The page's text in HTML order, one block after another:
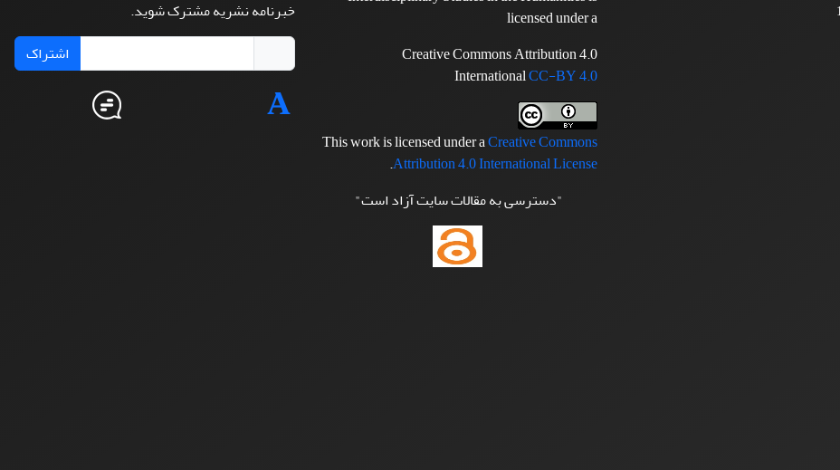
licensed under a
Creative Commons Attribution 4.0
InternationalCC-BY 4.0
This work is licensed under aCreative Commons
Attribution 4.0 International License
.
"دسترسی به مقالات سایت آزاد است"
خبرنامه نشریه مشترک شوید.
اشتراک